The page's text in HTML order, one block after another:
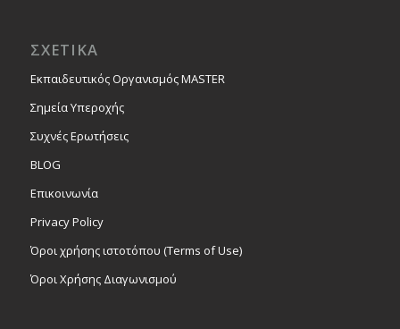
ΣΧΕΤΙΚΑ
Εκπαιδευτικός Οργανισμός MASTER
Σημεία Υπεροχής
Συχνές Ερωτήσεις
BLOG
Επικοινωνία
Privacy Policy
Όροι χρήσης ιστοτόπου (Terms of Use)
Όροι Χρήσης Διαγωνισμού